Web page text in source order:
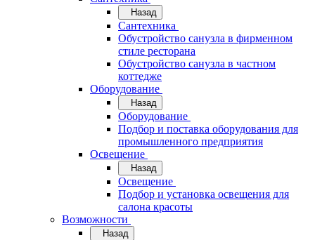
Назад
Сантехника
Обустройство санузла в фирменном
стиле ресторана
Обустройство санузла в частном
коттедже
Оборудование
Назад
Оборудование
Подбор и поставка оборудования для
промышленного предприятия
Освещение
Назад
Освещение
Подбор и установка освещения для
салона красоты
Возможности
Назад